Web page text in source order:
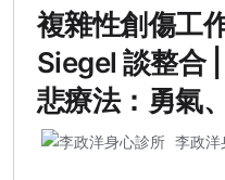
複雜性創傷工
Siegel 談整合
悲療法：勇氣
李政洋